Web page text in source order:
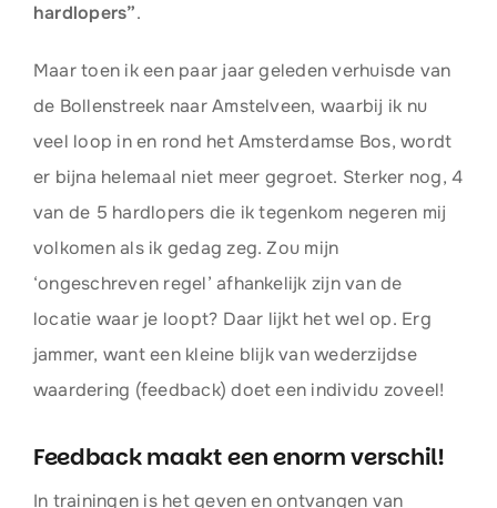
hardlopers”.
Maar toen ik een paar jaar geleden verhuisde van
de Bollenstreek naar Amstelveen, waarbij ik nu
veel loop in en rond het Amsterdamse Bos, wordt
er bijna helemaal niet meer gegroet. Sterker nog, 4
van de 5 hardlopers die ik tegenkom negeren mij
volkomen als ik gedag zeg. Zou mijn
‘ongeschreven regel’ afhankelijk zijn van de
locatie waar je loopt? Daar lijkt het wel op. Erg
jammer, want een kleine blijk van wederzijdse
waardering (feedback) doet een individu zoveel!
Feedback maakt een enorm verschil!
In trainingen is het geven en ontvangen van